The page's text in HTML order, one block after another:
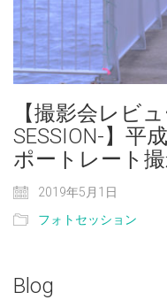
【撮影会レビ
SESSION-】平
ポートレート
2019年5月1日
フォトセッション
Blog